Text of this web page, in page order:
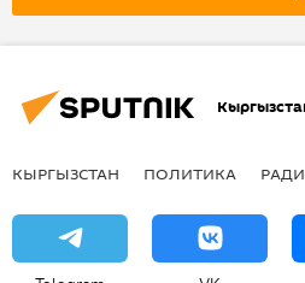
бой
Чемпионат MMA JFC
КЫРГЫЗСТАН ПОЛИТИКА